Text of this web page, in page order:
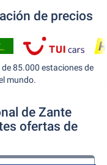
de precios
85.000 estaciones de
mundo.
de Zante
ofertas de